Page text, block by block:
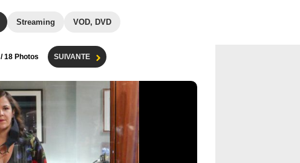
Streaming VOD, DVD
/ 18 Photos SUIVANTE